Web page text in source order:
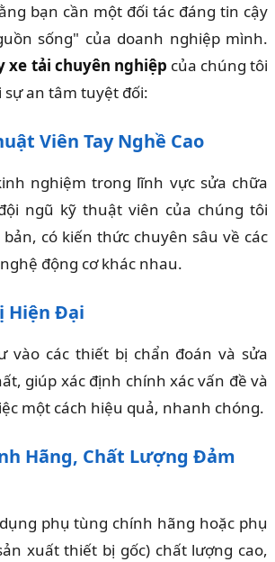
bạn cần một đối tác đáng tin cậy
sống" của doanh nghiệp mình.
xe tải chuyên nghiệp của chúng tôi
sự an tâm tuyệt đối:
Viên Tay Nghề Cao
nghiệm trong lĩnh vực sửa chữa
ngũ kỹ thuật viên của chúng tôi
có kiến thức chuyên sâu về các
động cơ khác nhau.
Hiện Đại
vào các thiết bị chẩn đoán và sửa
giúp xác định chính xác vấn đề và
một cách hiệu quả, nhanh chóng.
Hãng, Chất Lượng Đảm
phụ tùng chính hãng hoặc phụ
xuất thiết bị gốc) chất lượng cao,